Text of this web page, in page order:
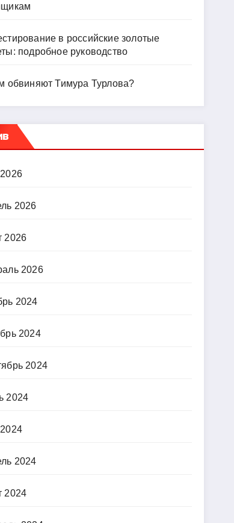
в российские золотые
подробное руководство
обвиняют Тимура Турлова?
2026
2026
2026
2024
2024
2024
2024
2024
2024